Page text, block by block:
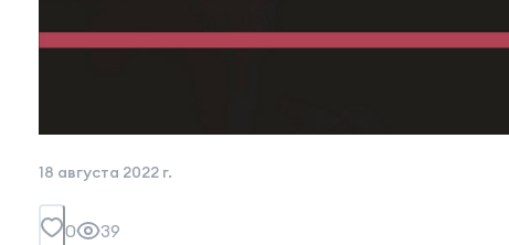
18 августа 2022 г.
0 39